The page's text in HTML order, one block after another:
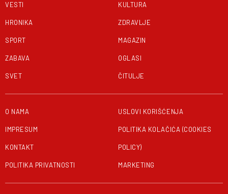
VESTI
HRONIKA
SPORT
ZABAVA
SVET
KULTURA
ZDRAVLJE
MAGAZIN
OGLASI
ČITULJE
O NAMA
IMPRESUM
KONTAKT
POLITIKA PRIVATNOSTI
USLOVI KORIŠĆENJA
POLITIKA KOLAČIĆA (COOKIES
POLICY)
MARKETING